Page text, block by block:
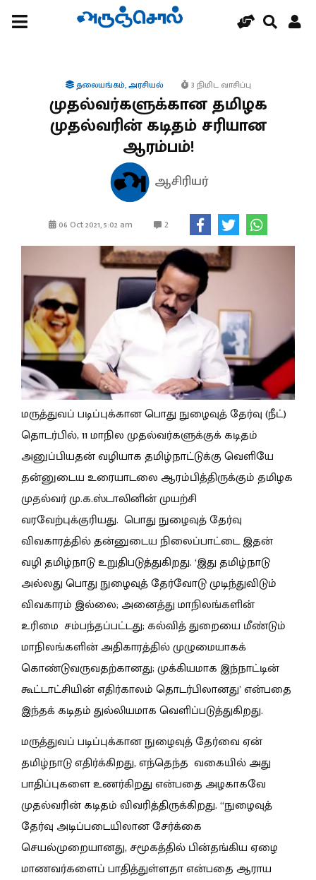
தலையங்கம்,அரசியல் 3 நிமிட வாசிப்பு
முதல்வர்களுக்கான தமிழக
முதல்வரின் கடிதம் சரியான
ஆரம்பம்!
ஆசிரியர்
06 Oct 2021, 5:02 am 2
மருத்துவப் படிப்புக்கான பொது நுழைவுத் தேர்வு (நீட்)
தொடர்பில், 11 மாநில முதல்வர்களுக்குக் கடிதம்
அனுப்பியதன் வழியாக தமிழ்நாட்டுக்கு வெளியே
தன்னுடைய உரையாடலை ஆரம்பித்திருக்கும் தமிழக
முதல்வர் மு.க.ஸ்டாலினின் முயற்சி
வரவேற்புக்குரியது. பொது நுழைவுத் தேர்வு
விவகாரத்தில் தன்னுடைய நிலைப்பாட்டை இதன்
வழி தமிழ்நாடு உறுதிபடுத்துகிறது. ‘இது தமிழ்நாடு
அல்லது பொது நுழைவுத் தேர்வோடு முடிந்துவிடும்
விவகாரம் இல்லை; அனைத்து மாநிலங்களின்
உரிமை சம்பந்தப்பட்டது; கல்வித் துறையை மீண்டும்
மாநிலங்களின் அதிகாரத்தில் முழுமையாகக்
கொண்டுவருவதற்கானது; முக்கியமாக இந்நாட்டின்
கூட்டாட்சியின் எதிர்காலம் தொடர்பிலானது’ என்பதை
இந்தக் கடிதம் துல்லியமாக வெளிப்படுத்துகிறது.
மருத்துவப் படிப்புக்கான நுழைவுத் தேர்வை ஏன்
தமிழ்நாடு எதிர்க்கிறது, எந்தெந்த வகையில் அது
பாதிப்புகளை உணர்கிறது என்பதை அழகாகவே
முதல்வரின் கடிதம் விவரித்திருக்கிறது. “நுழைவுத்
தேர்வு அடிப்படையிலான சேர்க்கை
செயல்முறையானது, சமூகத்தில் பின்தங்கிய ஏழை
மாணவர்களைப் பாதித்துள்ளதா என்பதை ஆராய